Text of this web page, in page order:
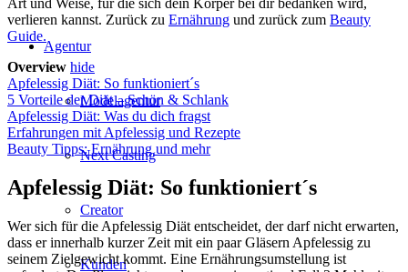
Agentur
Modelagentur
Next Casting
Creator
Kunden
verlieren kannst. Zurück zu Ernährung und zurück zum Beauty
Guide.
Overview hide
Apfelessig Diät: So funktioniert´s
5 Vorteile der Diät – Schön & Schlank
Apfelessig Diät: Was du dich fragst
Erfahrungen mit Apfelessig und Rezepte
Beauty Tipps: Ernährung und mehr
Apfelessig Diät: So funktioniert´s
Wer sich für die Apfelessig Diät entscheidet, der darf nicht erwarten,
dass er innerhalb kurzer Zeit mit ein paar Gläsern Apfelessig zu
seinem Zielgewicht kommt. Eine Ernährungsumstellung ist